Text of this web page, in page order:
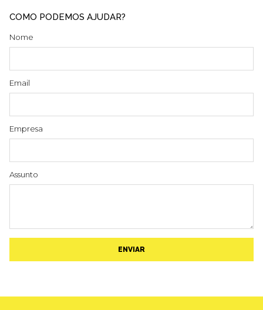
COMO PODEMOS AJUDAR?
Nome
Email
Empresa
Assunto
ENVIAR